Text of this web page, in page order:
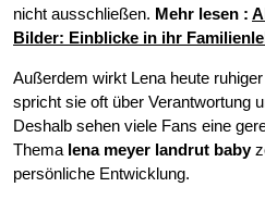
nicht ausschließen. Mehr lesen :
Bilder: Einblicke in ihr
Außerdem wirkt Lena heute
spricht sie oft über Verantwortung
Deshalb sehen viele Fans eine
Thema lena meyer landrut baby
persönliche Entwicklung.